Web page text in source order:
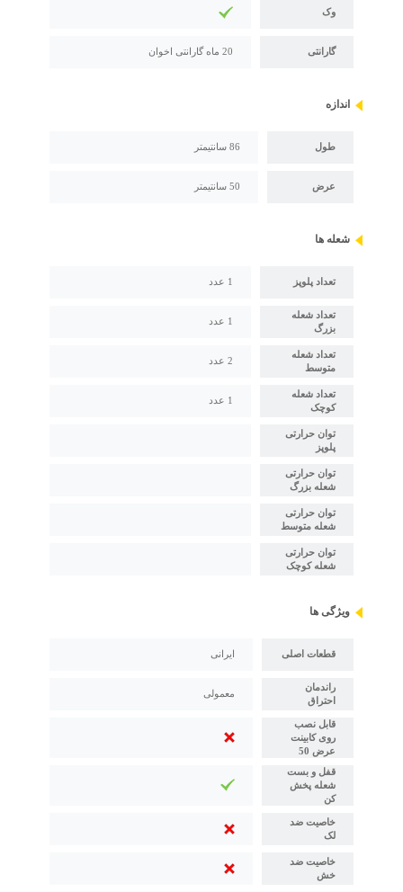
وک
گارانتی 20 ماه گارانتی اخوان
اندازه
طول 86 سانتیمتر
عرض 50 سانتیمتر
شعله ها
تعداد پلوپز 1 عدد
تعداد شعله
بزرگ
1 عدد
تعداد شعله
متوسط
2 عدد
تعداد شعله
کوچک
1 عدد
توان حرارتی
پلوپز
توان حرارتی
شعله بزرگ
توان حرارتی
شعله متوسط
توان حرارتی
شعله کوچک
ویژگی ها
قطعات اصلی ایرانی
راندمان
احتراق
معمولی
قابل نصب
روی کابینت
عرض 50
قفل و بست
شعله پخش
کن
خاصیت ضد
لک
خاصیت ضد
خش